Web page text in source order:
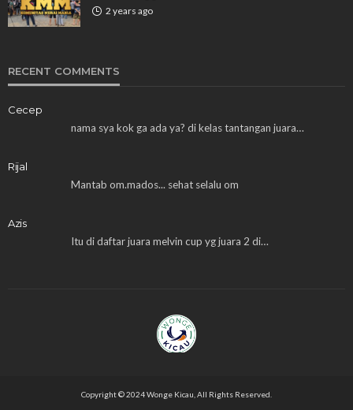
2 years ago
RECENT COMMENTS
Cecep
nama sya kok ga ada ya? di kelas tantangan juara…
Rijal
Mantab om.mados... sehat selalu om
Azis
Itu di daftar juara melvin cup yg juara 2 di…
Copyright © 2024 Wonge Kicau, All Rights Reserved.